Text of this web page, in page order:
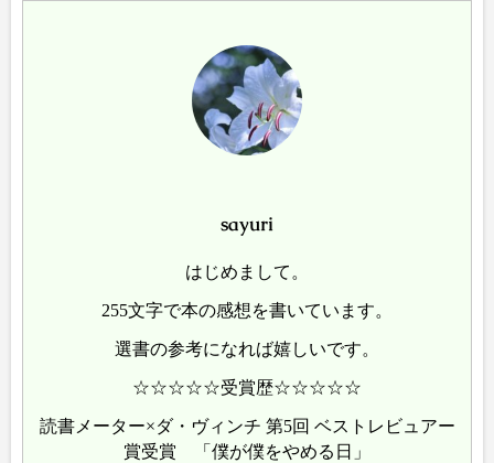
sayuri
はじめまして。
255文字で本の感想を書いています。
選書の参考になれば嬉しいです。
☆☆☆☆☆受賞歴☆☆☆☆☆
読書メーター×ダ・ヴィンチ 第5回 ベストレビュアー
賞受賞 「僕が僕をやめる日」